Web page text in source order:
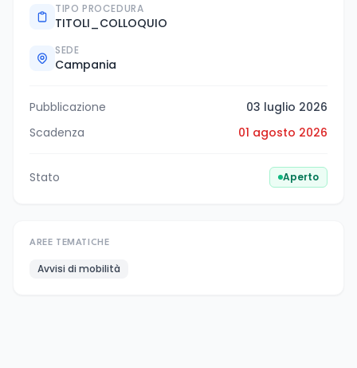
TIPO PROCEDURA
TITOLI_COLLOQUIO
SEDE
Campania
Pubblicazione
03 luglio 2026
Scadenza
01 agosto 2026
Stato Aperto
AREE TEMATICHE
Avvisi di mobilità